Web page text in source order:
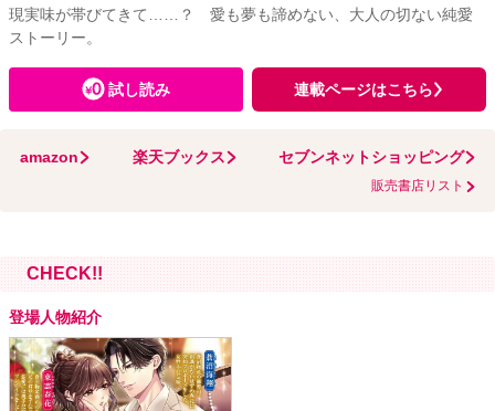
現実味が帯びてきて……？ 愛も夢も諦めない、大人の切ない純愛
ストーリー。
試し読み 連載ページはこちら
amazon 楽天ブックス セブンネットショッピング
販売書店リスト
CHECK!!
登場人物紹介